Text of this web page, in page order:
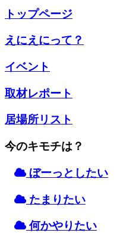
トップページ
えにえにって？
イベント
取材レポート
居場所リスト
今のキモチは？
ぼーっとしたい
たまりたい
何かやりたい